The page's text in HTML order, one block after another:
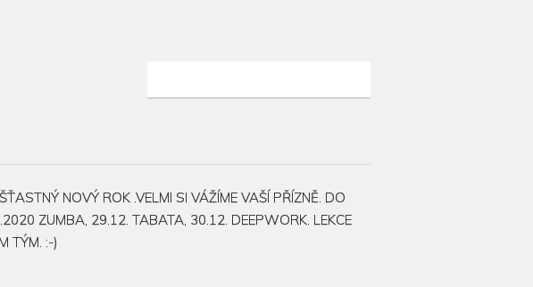
NOVÝ ROK .VELMI SI VÁŽÍME VAŠÍ PŘÍZNĚ. DO
ZUMBA, 29.12. TABATA, 30.12. DEEPWORK. LEKCE
TÝM. :-)